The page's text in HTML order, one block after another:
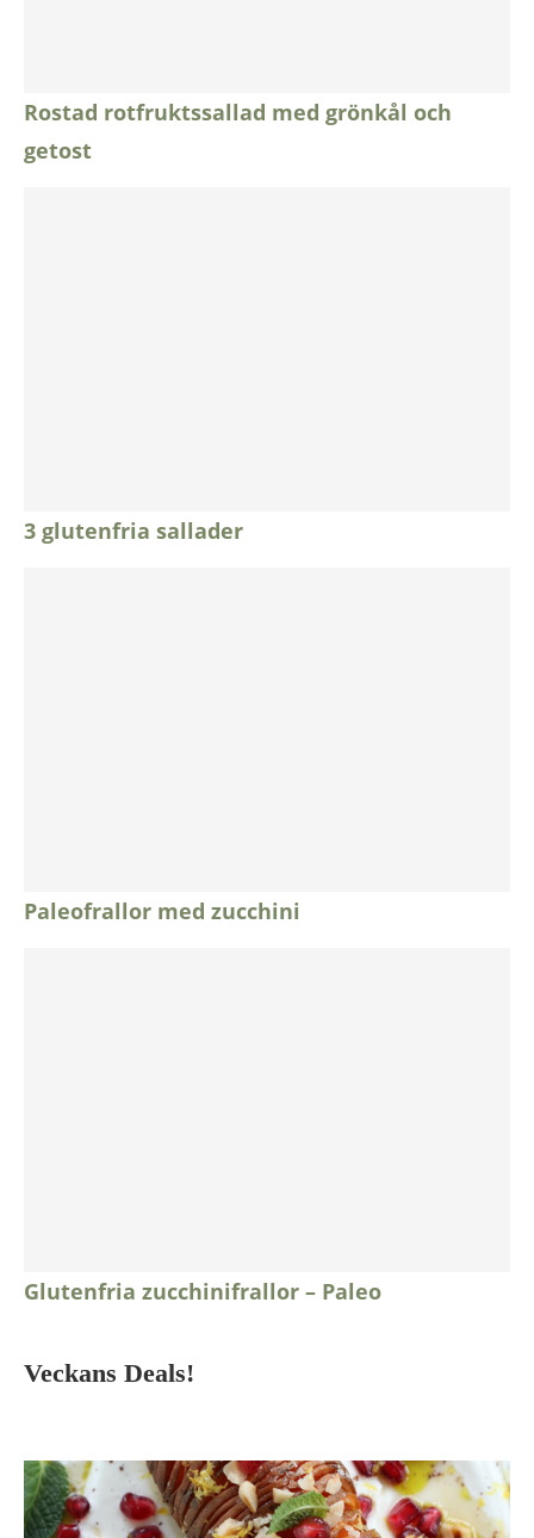
Rostad rotfruktssallad med grönkål och
getost
3 glutenfria sallader
Paleofrallor med zucchini
Glutenfria zucchinifrallor – Paleo
Veckans Deals!